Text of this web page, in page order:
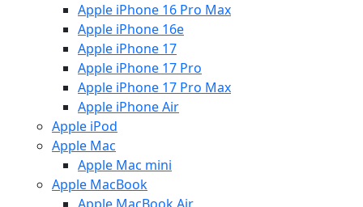
Apple iPhone 16 Pro Max
Apple iPhone 16e
Apple iPhone 17
Apple iPhone 17 Pro
Apple iPhone 17 Pro Max
Apple iPhone Air
Apple iPod
Apple Mac
Apple Mac mini
Apple MacBook